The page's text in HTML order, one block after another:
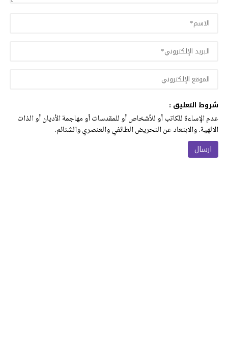
شروط التعليق :
عدم الإساءة للكاتب أو للأشخاص أو للمقدسات أو مهاجمة الأديان أو الذات
الالهية. والابتعاد عن التحريض الطائفي والعنصري والشتائم.